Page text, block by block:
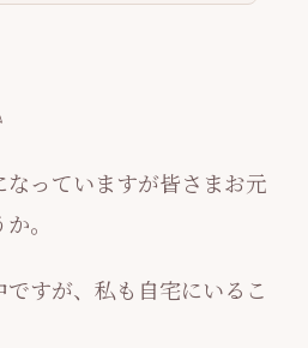
っていますが皆さまお元
。
すが、私も自宅にいるこ